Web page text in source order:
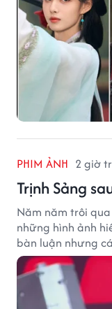
PHIM ẢNH 2 giờ
Trịnh Sảng
Năm năm trôi
những hình ảnh
bàn luận nhưng
vời.